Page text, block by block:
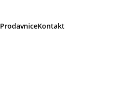
ProdavniceKontakt